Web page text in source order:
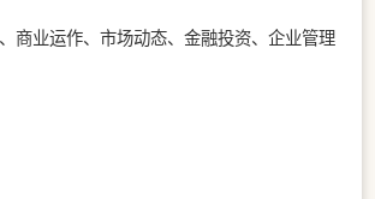
商业运作、市场动态、金融投资、企业管理